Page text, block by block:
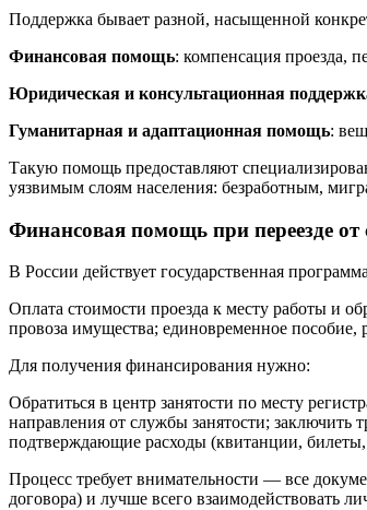
Поддержка бывает разной, насыщенной
Финансовая помощь: компенсация проезда,
Юридическая и консультационная
Гуманитарная и адаптационная помощь:
Такую помощь предоставляют
уязвимым слоям населения: безработным,
Финансовая помощь при переезде от
В России действует государственная
Оплата стоимости проезда к месту работы и
провоза имущества; единовременное пособие,
Для получения финансирования нужно:
Обратиться в центр занятости по месту
направления от службы занятости; заключить
подтверждающие расходы (квитанции,
Процесс требует внимательности — все
договора) и лучше всего взаимодействовать